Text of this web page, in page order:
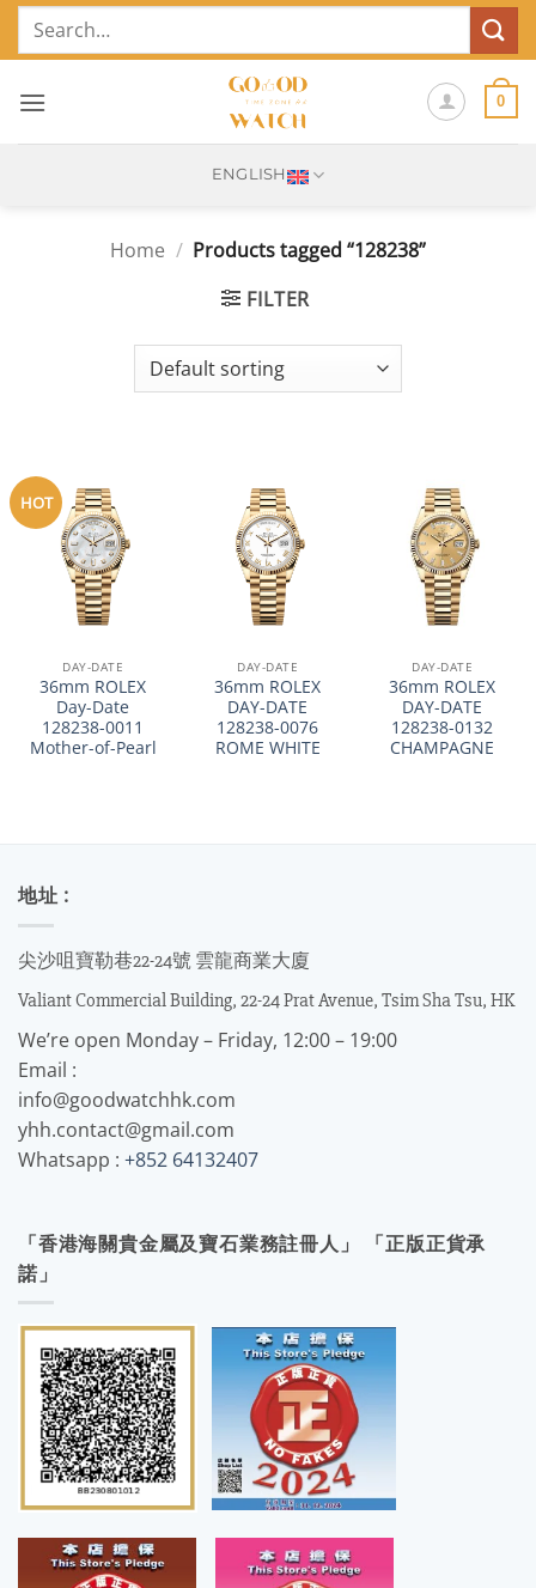
SkipSearch
0
ENGLISH
Home / Products tagged “128238”
FILTER
HOT
DAY-DATE
36mm ROLEX
Day-Date
128238-0011
Mother-of-Pearl
DAY-DATE
36mm ROLEX
DAY-DATE
128238-0076
ROME WHITE
DAY-DATE
36mm ROLEX
DAY-DATE
128238-0132
CHAMPAGNE
地址 :
尖沙咀寶勒巷22-24號 雲龍商業大廈
Valiant Commercial Building, 22-24 Prat Avenue, Tsim Sha Tsu, HK
We’re open Monday – Friday, 12:00 – 19:00
Email :
info@goodwatchhk.com
yhh.contact@gmail.com
Whatsapp : +852 64132407
「香港海關貴金屬及寶石業務註冊人」 「正版正貨承
諾」